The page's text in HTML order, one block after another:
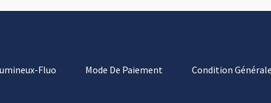
Fluo Mode De Paiement Condition